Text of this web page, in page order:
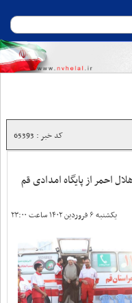
کد خبر : 65393
احمر از پایگاه امدادی قم
یکشنبه ۶ فروردین ۱۴۰۲ ساعت ۲۳:۰۰